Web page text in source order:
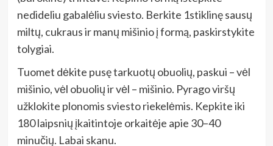
nedideliu gabalėliu sviesto. Berkite 1stiklinę sausų
miltų, cukraus ir manų mišinio į formą, paskirstykite
tolygiai.
Tuomet dėkite pusę tarkuotų obuolių, paskui – vėl
mišinio, vėl obuolių ir vėl – mišinio. Pyrago viršų
užklokite plonomis sviesto riekelėmis. Kepkite iki
180 laipsnių įkaitintoje orkaitėje apie 30–40
minučių. Labai skanu.